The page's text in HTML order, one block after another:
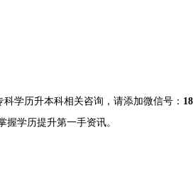
学历升本科相关咨询，请添加微信号：
握学历提升第一手资讯。